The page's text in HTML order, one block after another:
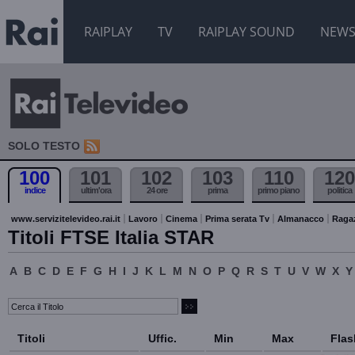
RAIPLAY TV RAIPLAY SOUND NEWS
SOLO TESTO
100
indice
101
ultim'ora
102
24 ore
103
prima
110
primo piano
120
politica
www.servizitelevideo.rai.it Lavoro Cinema Prima serata Tv Almanacco
Titoli FTSE Italia STAR
A B C D E F G H I J K L M N O P Q R S T U V W X Y
Titoli Uffic. Min Max